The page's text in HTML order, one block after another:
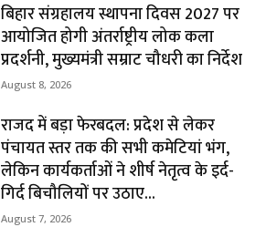
बिहार संग्रहालय स्थापना दिवस 2027 पर
आयोजित होगी अंतर्राष्ट्रीय लोक कला
प्रदर्शनी, मुख्यमंत्री सम्राट चौधरी का निर्देश
August 8, 2026
राजद में बड़ा फेरबदल: प्रदेश से लेकर
पंचायत स्तर तक की सभी कमेटियां भंग,
लेकिन कार्यकर्ताओं ने शीर्ष नेतृत्व के इर्द-
गिर्द बिचौलियों पर उठाए...
August 7, 2026